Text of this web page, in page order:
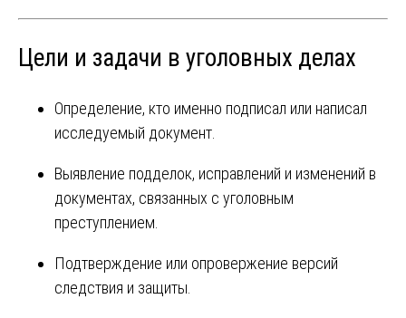
Цели и задачи в уголовных делах
Определение, кто именно подписал или написал
исследуемый документ.
Выявление подделок, исправлений и изменений в
документах, связанных с уголовным
преступлением.
Подтверждение или опровержение версий
следствия и защиты.